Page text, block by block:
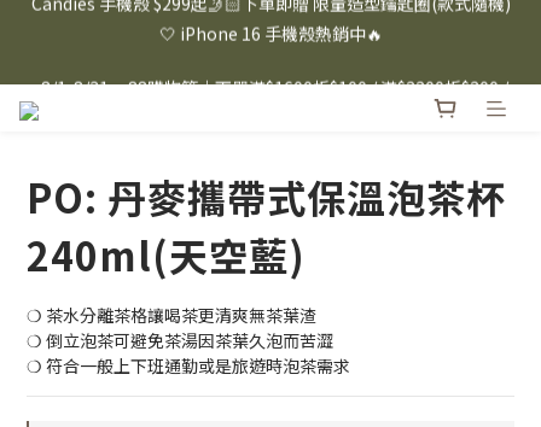
⸜ 8/1-8/31 ⸝  88購物節｜下單滿$1600折$100 / 滿$2200折$200 /
⸜ 8/1-8/31 ⸝  88購物節｜下單滿$1600折$100 / 滿$2200折$200 /
日本Hazuki眼鏡式放大鏡｜單入$3288 贈品牌保溫杯 (贈完為止)
Candies 手機殼 $299起🤳🏻下單即贈 限量造型鑰匙圈(款式隨機)
⸜ 8/1-8/31 ⸝  88購物節｜下單滿$1600折$100 / 滿$2200折$200 /
滿$3000折$300 (排除Hazuki及EspressoTokyo)
PO: 丹麥攜帶式保溫泡茶杯
240ml(天空藍)
❍ 茶水分離茶格讓喝茶更清爽無茶葉渣
❍ 倒立泡茶可避免茶湯因茶葉久泡而苦澀
❍ 符合一般上下班通勤或是旅遊時泡茶需求